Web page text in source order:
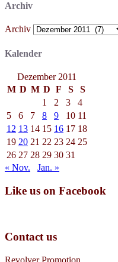
Archiv
Archiv
Kalender
Dezember 2011
M D M D F S
S
1
2 3
4
5
6 7 8 9 10 11
12 13 14 15 16 17 18
19 20 21 22 23 24 25
26 27 28 29 30 31
« Nov.
Jan. »
Like us on Facebook
Contact us
Revolver Promotion